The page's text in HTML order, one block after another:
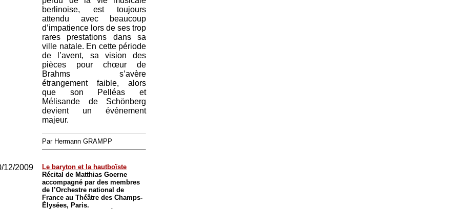
berlinoise, est toujours
attendu avec beaucoup
d’impatience lors de ses trop
rares prestations dans sa
ville natale. En cette période
de l’avent, sa vision des
pièces pour chœur de
Brahms s’avère
étrangement faible, alors
que son Pelléas et
Mélisande de Schönberg
devient un événement
majeur.
Par Hermann GRAMPP
12/2009
Le baryton et la hautboïste
Récital de Matthias Goerne
accompagné par des membres
de l’Orchestre national de
France au Théâtre des Champs-
Élysées, Paris.